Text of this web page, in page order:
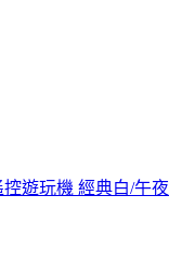
控遊玩機 經典白/午夜